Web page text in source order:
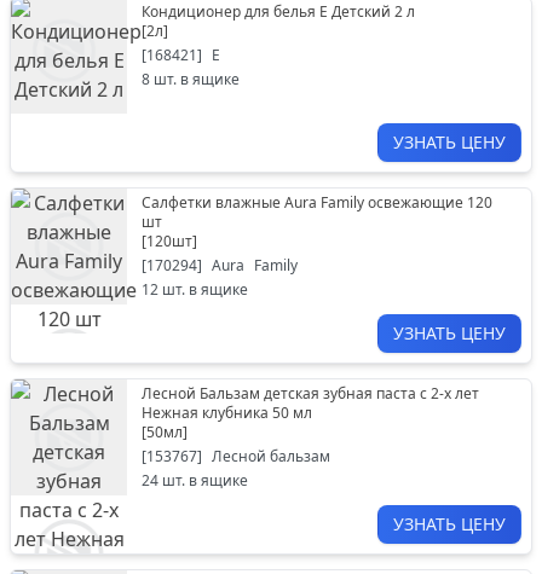
Кондиционер для белья Е Детский 2 л
[2л]
[168421] Е
8 шт. в ящике
УЗНАТЬ ЦЕНУ
Салфетки влажные Aura Family освежающие 120
шт
[120шт]
[170294] Aura Family
12 шт. в ящике
УЗНАТЬ ЦЕНУ
Лесной Бальзам детская зубная паста с 2-х лет
Нежная клубника 50 мл
[50мл]
[153767] Лесной бальзам
24 шт. в ящике
УЗНАТЬ ЦЕНУ